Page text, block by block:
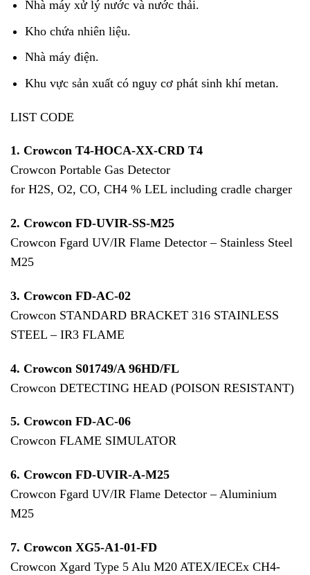
Nhà máy xử lý nước và nước thải.
Kho chứa nhiên liệu.
Nhà máy điện.
Khu vực sản xuất có nguy cơ phát sinh khí metan.
LIST CODE
1. Crowcon T4-HOCA-XX-CRD T4
Crowcon Portable Gas Detector
for H2S, O2, CO, CH4 % LEL including cradle charger
2. Crowcon FD-UVIR-SS-M25
Crowcon Fgard UV/IR Flame Detector – Stainless Steel
M25
3. Crowcon FD-AC-02
Crowcon STANDARD BRACKET 316 STAINLESS
STEEL – IR3 FLAME
4. Crowcon S01749/A 96HD/FL
Crowcon DETECTING HEAD (POISON RESISTANT)
5. Crowcon FD-AC-06
Crowcon FLAME SIMULATOR
6. Crowcon FD-UVIR-A-M25
Crowcon Fgard UV/IR Flame Detector – Aluminium
M25
7. Crowcon XG5-A1-01-FD
Crowcon Xgard Type 5 Alu M20 ATEX/IECEx CH4-